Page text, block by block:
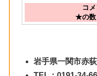
コ
★の数
岩手県一関市赤